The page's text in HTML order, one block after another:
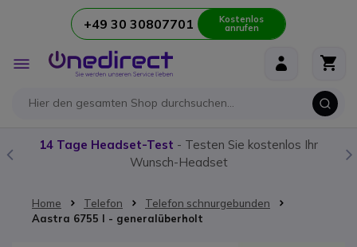
Zum Inhalt springen+49 30 30807701 Kostenlos
anrufen
Navigation
umschalten
14 Tage Headset-Test - Testen Sie kostenlos Ihr
Wunsch-Headset
Home Telefon
Telefon schnurgebunden
Aastra 6755 I - generalüberholt